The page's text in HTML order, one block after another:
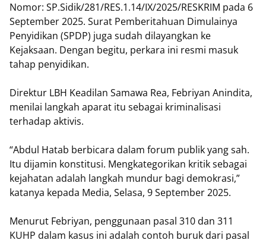
Nomor: SP.Sidik/281/RES.1.14/IX/2025/RESKRIM pada 6
September 2025. Surat Pemberitahuan Dimulainya
Penyidikan (SPDP) juga sudah dilayangkan ke
Kejaksaan. Dengan begitu, perkara ini resmi masuk
tahap penyidikan.
Direktur LBH Keadilan Samawa Rea, Febriyan Anindita,
menilai langkah aparat itu sebagai kriminalisasi
terhadap aktivis.
“Abdul Hatab berbicara dalam forum publik yang sah.
Itu dijamin konstitusi. Mengkategorikan kritik sebagai
kejahatan adalah langkah mundur bagi demokrasi,”
katanya kepada Media, Selasa, 9 September 2025.
Menurut Febriyan, penggunaan pasal 310 dan 311
KUHP dalam kasus ini adalah contoh buruk dari pasal